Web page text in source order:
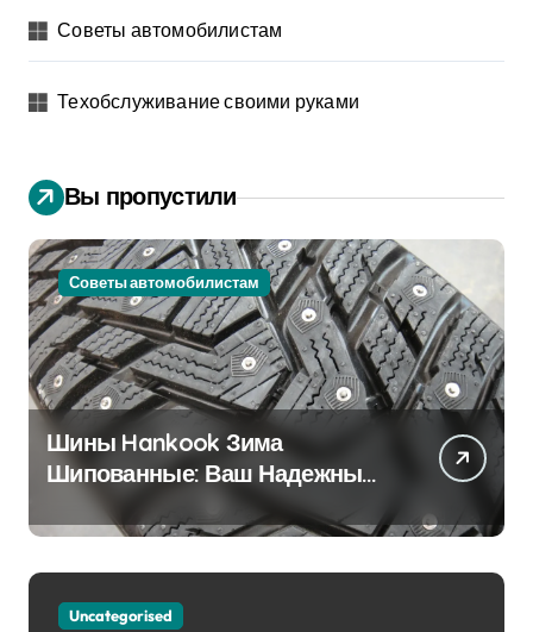
Советы автомобилистам
Техобслуживание своими руками
Вы пропустили
Советы автомобилистам
Шины Hankook Зима
Шипованные: Ваш Надежный
Партнёр на Снежных Дорогах
Uncategorised